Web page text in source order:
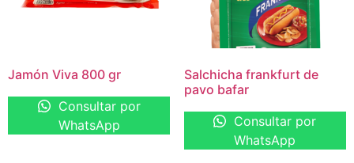
Jamón Viva 800 gr
Consultar por
WhatsApp
Salchicha frankfurt de
pavo bafar
Consultar por
WhatsApp